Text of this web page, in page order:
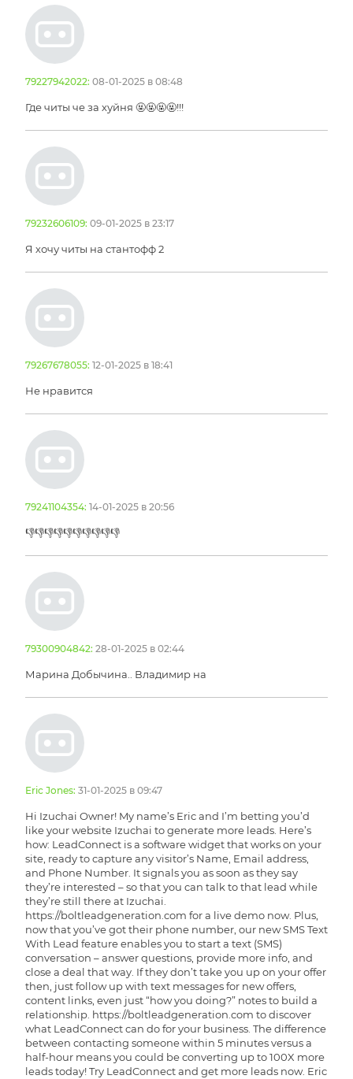
79227942022: 08-01-2025 в 08:48
Где читы че за хуйня 🤬🤬🤬🤬!!!
79232606109: 09-01-2025 в 23:17
Я хочу читы на стантофф 2
79267678055: 12-01-2025 в 18:41
Не нравится
79241104354: 14-01-2025 в 20:56
👎👎👎👎👎👎👎👎👎👎
79300904842: 28-01-2025 в 02:44
Марина Добычина.. Владимир на
Eric Jones: 31-01-2025 в 09:47
Hi Izuchai Owner! My name’s Eric and I’m betting you’d
like your website Izuchai to generate more leads. Here’s
how: LeadConnect is a software widget that works on your
site, ready to capture any visitor’s Name, Email address,
and Phone Number. It signals you as soon as they say
they’re interested – so that you can talk to that lead while
they’re still there at Izuchai.
https://boltleadgeneration.com for a live demo now. Plus,
now that you’ve got their phone number, our new SMS Text
With Lead feature enables you to start a text (SMS)
conversation – answer questions, provide more info, and
close a deal that way. If they don’t take you up on your offer
then, just follow up with text messages for new offers,
content links, even just “how you doing?” notes to build a
relationship. https://boltleadgeneration.com to discover
what LeadConnect can do for your business. The difference
between contacting someone within 5 minutes versus a
half-hour means you could be converting up to 100X more
leads today! Try LeadConnect and get more leads now. Eric